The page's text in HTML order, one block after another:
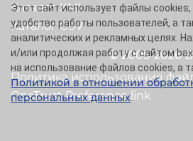
© 2005-2026
Каталог XML
Каталог CSV
Политика использования
OneTrust Preference link
Этот сайт использует файлы
удобство работы пользователей, а
аналитических и рекламных целях.
и/или продолжая работу с сайтом
на использование файлов cookies, а
Политикой в отношении
персональных данных.